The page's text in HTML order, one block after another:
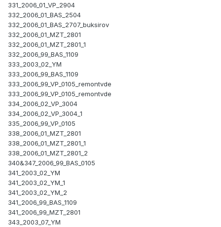
331_2006_01_VP_2904
332_2006_01_BAS_2504
332_2006_01_BAS_2707_buksirov
332_2006_01_MZT_2801
332_2006_01_MZT_2801_1
332_2006_99_BAS_1109
333_2003_02_YM
333_2006_99_BAS_1109
333_2006_99_VP_0105_remontvde
333_2006_99_VP_0105_remontvde
334_2006_02_VP_3004
334_2006_02_VP_3004_1
335_2006_99_VP_0105
338_2006_01_MZT_2801
338_2006_01_MZT_2801_1
338_2006_01_MZT_2801_2
340&347_2006_99_BAS_0105
341_2003_02_YM
341_2003_02_YM_1
341_2003_02_YM_2
341_2006_99_BAS_1109
341_2006_99_MZT_2801
343_2003_07_YM